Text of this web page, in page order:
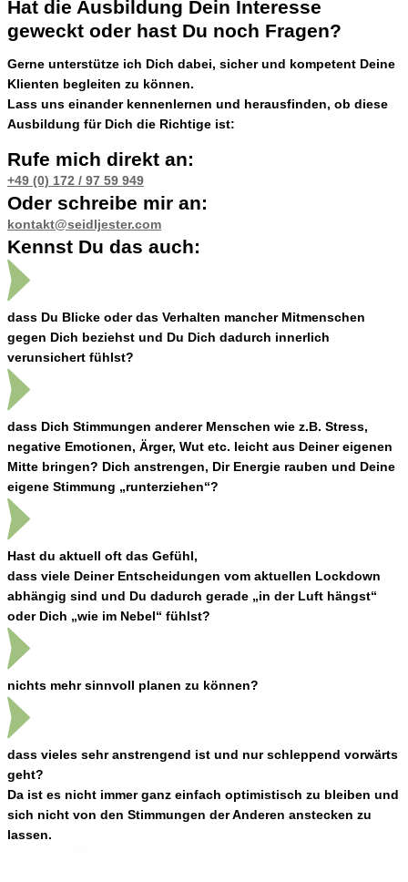
Hat die Ausbildung Dein Interesse
geweckt oder hast Du noch Fragen?
Gerne unterstütze ich Dich dabei, sicher und kompetent Deine
Klienten begleiten zu können.
Lass uns einander kennenlernen und herausfinden, ob diese
Ausbildung für Dich die Richtige ist:
Rufe mich direkt an:
+49 (0) 172 / 97 59 949
Oder schreibe mir an:
kontakt@seidljester.com
Kennst Du das auch:
dass Du Blicke oder das Verhalten mancher Mitmenschen
gegen Dich beziehst und Du Dich dadurch innerlich
verunsichert fühlst?
dass Dich Stimmungen anderer Menschen wie z.B. Stress,
negative Emotionen, Ärger, Wut etc. leicht aus Deiner eigenen
Mitte bringen? Dich anstrengen, Dir Energie rauben und Deine
eigene Stimmung „runterziehen“?
Hast du aktuell oft das Gefühl,
dass viele Deiner Entscheidungen vom aktuellen Lockdown
abhängig sind und Du dadurch gerade „in der Luft hängst“
oder Dich „wie im Nebel“ fühlst?
nichts mehr sinnvoll planen zu können?
dass vieles sehr anstrengend ist und nur schleppend vorwärts
geht?
Da ist es nicht immer ganz einfach optimistisch zu bleiben und
sich nicht von den Stimmungen der Anderen anstecken zu
lassen.